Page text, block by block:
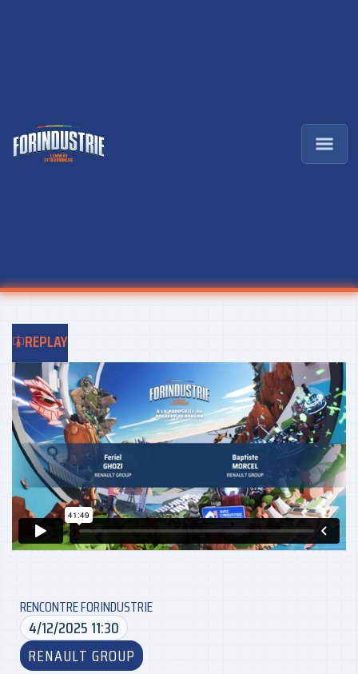
REPLAY
RENCONTRE FORINDUSTRIE
4/12/2025 11:30
RENAULT GROUP